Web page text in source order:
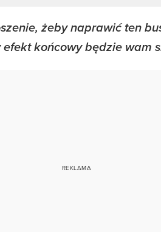
żeby naprawić ten
końcowy będzie wam